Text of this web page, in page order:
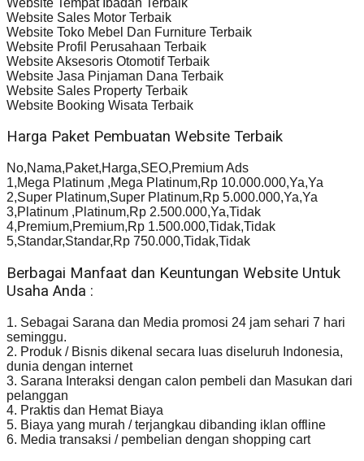
Website Sales Motor Terbaik
Website Toko Mebel Dan Furniture Terbaik
Website Profil Perusahaan Terbaik
Website Aksesoris Otomotif Terbaik
Website Jasa Pinjaman Dana Terbaik
Website Sales Property Terbaik
Website Booking Wisata Terbaik
Harga Paket Pembuatan Website Terbaik
No,Nama,Paket,Harga,SEO,Premium Ads
1,Mega Platinum ,Mega Platinum,Rp 10.000.000,Ya,Ya
2,Super Platinum,Super Platinum,Rp 5.000.000,Ya,Ya
3,Platinum ,Platinum,Rp 2.500.000,Ya,Tidak
4,Premium,Premium,Rp 1.500.000,Tidak,Tidak
5,Standar,Standar,Rp 750.000,Tidak,Tidak
Berbagai Manfaat dan Keuntungan Website Untuk
Usaha Anda :
1. Sebagai Sarana dan Media promosi 24 jam sehari 7 hari
seminggu.
2. Produk / Bisnis dikenal secara luas diseluruh Indonesia,
dunia dengan internet
3. Sarana Interaksi dengan calon pembeli dan Masukan dari
pelanggan
4. Praktis dan Hemat Biaya
5. Biaya yang murah / terjangkau dibanding iklan offline
6. Media transaksi / pembelian dengan shopping cart